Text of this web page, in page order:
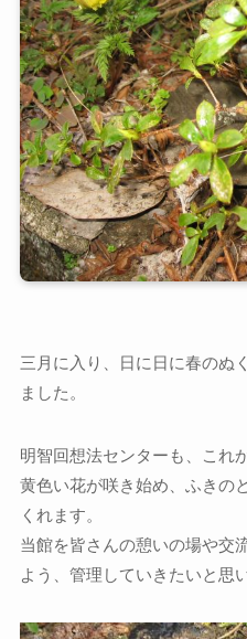
三月に入り、日に日に春のぬ
ました。
明智回想法センターも、これ
黄色い花が咲き始め、ふきの
くれます。
当館を皆さんの憩いの場や交
よう、管理していきたいと思